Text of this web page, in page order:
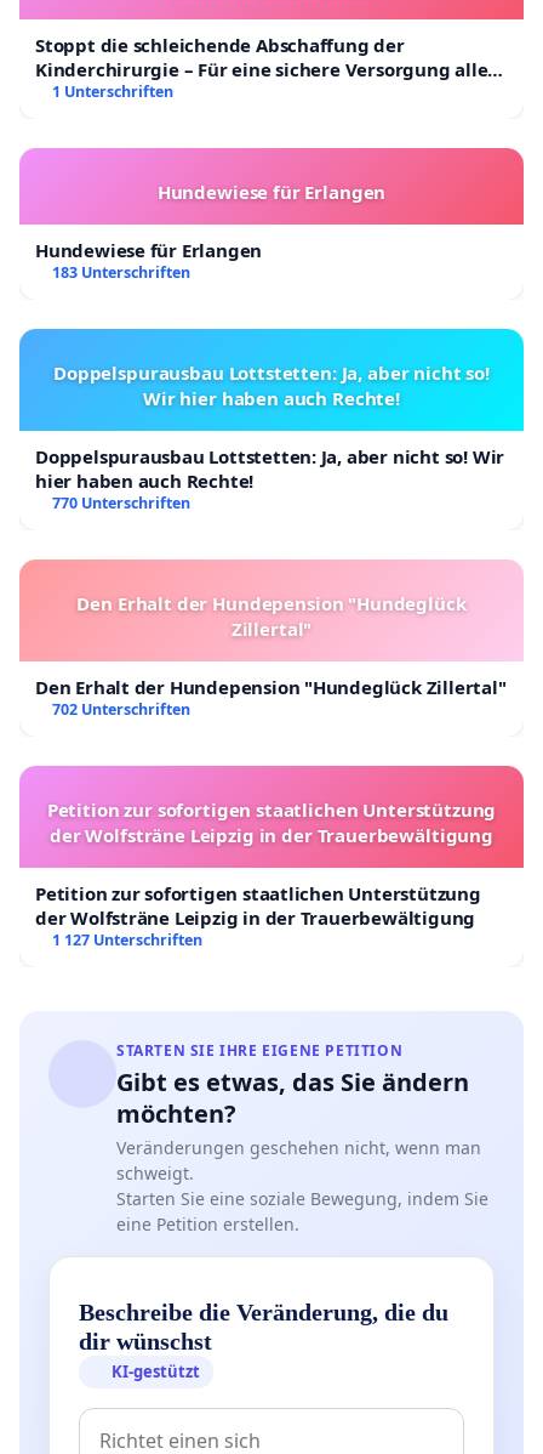
Stoppt die schleichende Abschaffung der
Kinderchirurgie – Für eine sichere Versorgung aller
Kinder in Deutschland
1 Unterschriften
Hundewiese für Erlangen
Hundewiese für Erlangen
183 Unterschriften
Doppelspurausbau Lottstetten: Ja, aber nicht so!
Wir hier haben auch Rechte!
Doppelspurausbau Lottstetten: Ja, aber nicht so! Wir
hier haben auch Rechte!
770 Unterschriften
Den Erhalt der Hundepension "Hundeglück
Zillertal"
Den Erhalt der Hundepension "Hundeglück Zillertal"
702 Unterschriften
Petition zur sofortigen staatlichen Unterstützung
der Wolfsträne Leipzig in der Trauerbewältigung
Petition zur sofortigen staatlichen Unterstützung
der Wolfsträne Leipzig in der Trauerbewältigung
1 127 Unterschriften
STARTEN SIE IHRE EIGENE PETITION
Gibt es etwas, das Sie ändern
möchten?
Veränderungen geschehen nicht, wenn man
schweigt.
Starten Sie eine soziale Bewegung, indem Sie
eine Petition erstellen.
Beschreibe die Veränderung, die du
dir wünschst
KI-gestützt